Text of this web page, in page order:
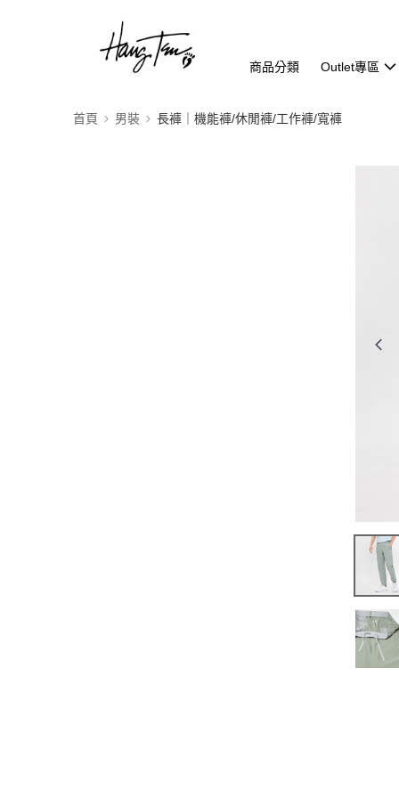
商品分類 Outlet專區
首頁 男裝 長褲｜機能褲/休閒褲/工作褲/寬褲